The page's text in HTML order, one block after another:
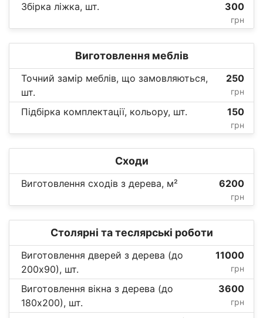
Збірка ліжка, шт. 300
грн
Виготовлення меблів
Точний замір меблів, що замовляються,
шт.
250
грн
Підбірка комплектації, кольору, шт. 150
грн
Сходи
Виготовлення сходів з дерева, м² 6200
грн
Столярні та теслярські роботи
Виготовлення дверей з дерева (до
200х90), шт.
11000
грн
Виготовлення вікна з дерева (до
180х200), шт.
3600
грн